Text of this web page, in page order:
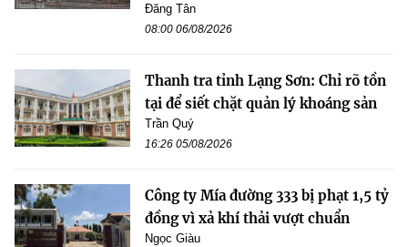
Đăng Tân
08:00 06/08/2026
Thanh tra tỉnh Lạng Sơn: Chỉ rõ tồn
tại để siết chặt quản lý khoáng sản
Trần Quý
16:26 05/08/2026
Công ty Mía đường 333 bị phạt 1,5 tỷ
đồng vì xả khí thải vượt chuẩn
Ngọc Giàu